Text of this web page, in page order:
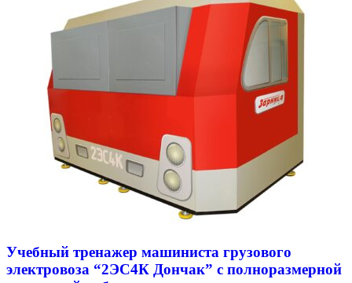
Учебный тренажер машиниста грузового
электровоза “2ЭС4К Дончак” с полноразмерной